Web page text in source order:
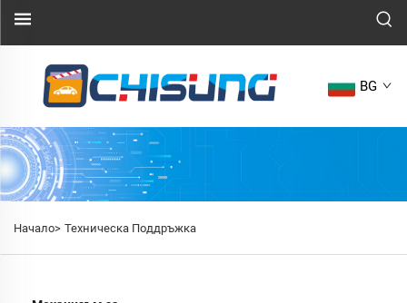
BG
Начало> Техническа Поддръжка